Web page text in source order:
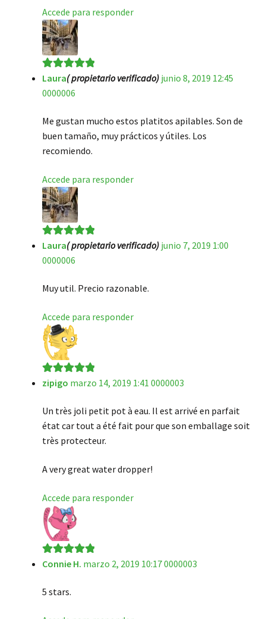
Accede para responder
Valorado en5
de 5
Laura( propietario verificado) junio 8, 2019 12:45
0000006
Me gustan mucho estos platitos apilables. Son de
buen tamaño, muy prácticos y útiles. Los
recomiendo.
Accede para responder
Valorado en5
de 5
Laura( propietario verificado) junio 7, 2019 1:00
0000006
Muy util. Precio razonable.
Accede para responder
Valorado en5
zipigo marzo 14, 2019 1:41 0000003
Un très joli petit pot à eau. Il est arrivé en parfait
état car tout a été fait pour que son emballage soit
très protecteur.
A very great water dropper!
Accede para responder
Valorado en5
Connie H. marzo 2, 2019 10:17 0000003
5 stars.